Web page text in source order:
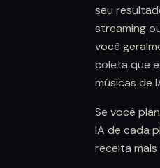
seu
streaming
você
coleta que
músicas de
Se você
IA de cada
receita mais